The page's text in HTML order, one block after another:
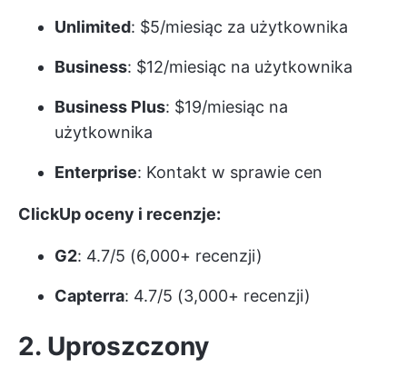
Unlimited: $5/miesiąc za użytkownika
Business: $12/miesiąc na użytkownika
Business Plus: $19/miesiąc na
użytkownika
Enterprise: Kontakt w sprawie cen
ClickUp oceny i recenzje:
G2: 4.7/5 (6,000+ recenzji)
Capterra: 4.7/5 (3,000+ recenzji)
2. Uproszczony